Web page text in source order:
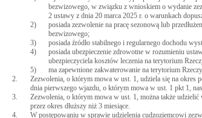
bezwizowego, w związku z wnioskiem o wydanie
2 ustawy z dnia 20 marca 2025 r. o warunkach
2)
posiada zezwolenie na pracę sezonową lub
bezwizowego;
3)
posiada źródło stabilnego i regularnego dochodu
4)
posiada ubezpieczenie zdrowotne w rozumieniu
ubezpieczyciela kosztów leczenia na terytorium
5)
ma zapewnione zakwaterowanie na terytorium
2.
Zezwolenia, o którym mowa w ust. 1, udziela się na okres
dnia pierwszego wjazdu, o którym mowa w ust. 1 pkt 1,
3.
Zezwolenia, o którym mowa w ust. 1, można także
przez okres dłuższy niż 3 miesiące.
4.
W postępowaniu w sprawie udzielenia cudzoziemcowi